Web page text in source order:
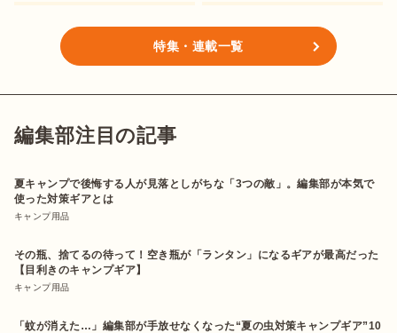
特集・連載一覧
編集部注目の記事
夏キャンプで後悔する人が見落としがちな「3つの敵」。編集部が本気で
使った対策ギアとは
キャンプ用品
その瓶、捨てるの待って！空き瓶が「ランタン」になるギアが最高だった
【目利きのキャンプギア】
キャンプ用品
「蚊が消えた…」編集部が手放せなくなった“夏の虫対策キャンプギア”10